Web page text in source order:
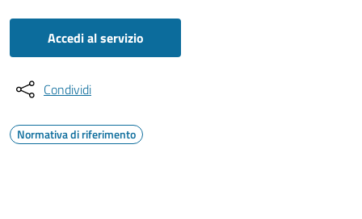
Accedi al servizio
Condividi
Normativa di riferimento